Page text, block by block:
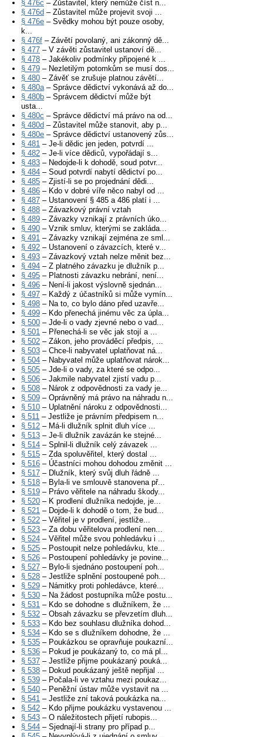
§ 476c – Zůstavitel, který nemůže číst n...
§ 476d – Zůstavitel může projevit svoji ...
§ 476e – Svědky mohou být pouze osoby,
k...
§ 476f – Závětí povolaný, ani zákonný dě...
§ 477 – V závěti zůstavitel ustanoví dě...
§ 478 – Jakékoliv podmínky připojené k ...
§ 479 – Nezletilým potomkům se musí dos...
§ 480 – Závěť se zrušuje platnou závětí...
§ 480a– Správce dědictví vykonává až do...
§ 480b – Správcem dědictví může být
usta...
§ 480c – Správce dědictví má právo na od...
§ 480d – Zůstavitel může stanovit, aby p...
§ 480e – Správce dědictví ustanovený zůs...
§ 481 – Je-li dědic jen jeden, potvrdí ...
§ 482 – Je-li více dědiců, vypořádají s...
§ 483 – Nedojde-li k dohodě, soud potvr...
§ 484 – Soud potvrdí nabytí dědictví po...
§ 485 – Zjistí-li se po projednání dědi...
§ 486 – Kdo v dobré víře něco nabyl od ...
§ 487 – Ustanovení § 485 a 486 platí i ...
§ 488 – Závazkový právní vztah
§ 489 – Závazky vznikají z právních úko...
§ 490 – Vznik smluv, kterými se zakláda...
§ 491 – Závazky vznikají zejména ze sml...
§ 492 – Ustanovení o závazcích, které v...
§ 493 – Závazkový vztah nelze měnit bez...
§ 494 – Z platného závazku je dlužník p...
§ 495 – Platnosti závazku nebrání, není...
§ 496 – Není-li jakost výslovně sjednán...
§ 497 – Každý z účastníků si může vymín...
§ 498 – Na to, co bylo dáno před uzavře...
§ 499 – Kdo přenechá jinému věc za úpla...
§ 500 – Jde-li o vady zjevné nebo o vad...
§ 501 – Přenechá-li se věc jak stojí a ...
§ 502 – Zákon, jeho prováděcí předpis, ...
§ 503 – Chce-li nabyvatel uplatňovat ná...
§ 504 – Nabyvatel může uplatňovat nárok...
§ 505 – Jde-li o vady, za které se odpo...
§ 506 – Jakmile nabyvatel zjistí vadu p...
§ 508 – Nárok z odpovědnosti za vady je...
§ 509 – Oprávněný má právo na náhradu n...
§ 510 – Uplatnění nároku z odpovědnosti...
§ 511 – Jestliže je právním předpisem n...
§ 512 – Má-li dlužník splnit dluh více ...
§ 513 – Je-li dlužník zavázán ke stejné...
§ 514 – Splnil-li dlužník celý závazek ...
§ 515 – Zda spoluvěřitel, který dostal ...
§ 516 – Účastníci mohou dohodou změnit ...
§ 517 – Dlužník, který svůj dluh řádně ...
§ 518 – Byla-li ve smlouvě stanovena př...
§ 519 – Právo věřitele na náhradu škody...
§ 520 – K prodlení dlužníka nedojde, je...
§ 521 – Dojde-li k dohodě o tom, že bud...
§ 522 – Věřitel je v prodlení, jestliže...
§ 523 – Za dobu věřitelova prodlení nen...
§ 524 – Věřitel může svou pohledávku i ...
§ 525 – Postoupit nelze pohledávku, kte...
§ 526 – Postoupení pohledávky je povine...
§ 527 – Bylo-li sjednáno postoupení poh...
§ 528 – Jestliže splnění postoupené poh...
§ 529 – Námitky proti pohledávce, které...
§ 530 – Na žádost postupníka může postu...
§ 531 – Kdo se dohodne s dlužníkem, že ...
§ 532 – Obsah závazku se převzetím dluh...
§ 533 – Kdo bez souhlasu dlužníka dohod...
§ 534 – Kdo se s dlužníkem dohodne, že ...
§ 535 – Poukázkou se opravňuje poukazní...
§ 536 – Pokud je poukázaný to, co má pl...
§ 537 – Jestliže přijme poukázaný pouká...
§ 538 – Dokud poukázaný ještě nepřijal ...
§ 539 – Počala-li ve vztahu mezi poukaz...
§ 540 – Peněžní ústav může vystavit na ...
§ 541 – Jestliže zní taková poukázka na...
§ 542 – Kdo přijme poukázku vystavenou ...
§ 543 – O náležitostech přijetí rubopis...
§ 544 – Sjednají-li strany pro případ p...